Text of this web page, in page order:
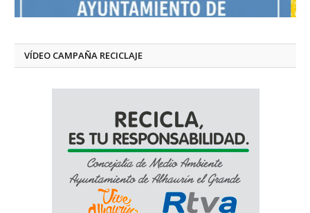
VÍDEO CAMPAÑA RECICLAJE